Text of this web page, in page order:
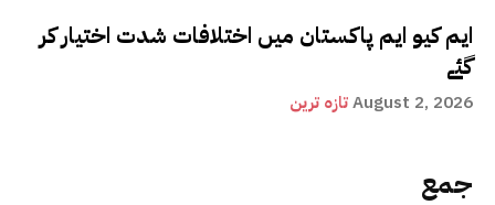
ایم کیو ایم پاکستان میں اختلافات شدت اختیار کر
گئے
تازہ ترینAugust 2, 2026
جمع